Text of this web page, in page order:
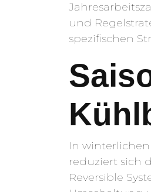
und
spezifischen
In
reduziert sich
Reversible